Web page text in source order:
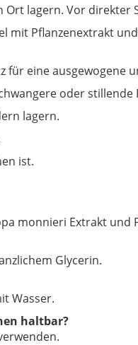
lagern. Vor
mit Pflanzenextrakt
eine ausgewogene
oder stillende
lagern.
ist.
monnieri Extrakt und
Glycerin.
Wasser.
haltbar?